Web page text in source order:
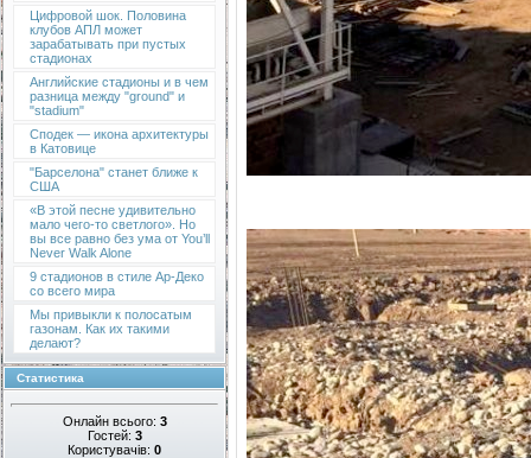
Цифровой шок. Половина
клубов АПЛ может
зарабатывать при пустых
стадионах
Английские стадионы и в чем
разница между "ground" и
"stadium"
Сподек — икона архитектуры
в Катовице
"Барселона" станет ближе к
США
«В этой песне удивительно
мало чего-то светлого». Но
вы все равно без ума от You’ll
Never Walk Alone
9 стадионов в стиле Ар-Деко
со всего мира
Мы привыкли к полосатым
газонам. Как их такими
делают?
Статистика
Онлайн всього: 3
Гостей: 3
Користувачів: 0